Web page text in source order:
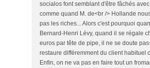
socialos font semblant d'être fâchés
comme quand M. de<br /> Hollande
pas les riches... Alors c'est pourquoi
Bernard-Henri Lévy, quand il se régale
euros par tête de pipe, il ne se doute
restaure différemment du client habituel
Enfin, on ne va pas en faire tout un